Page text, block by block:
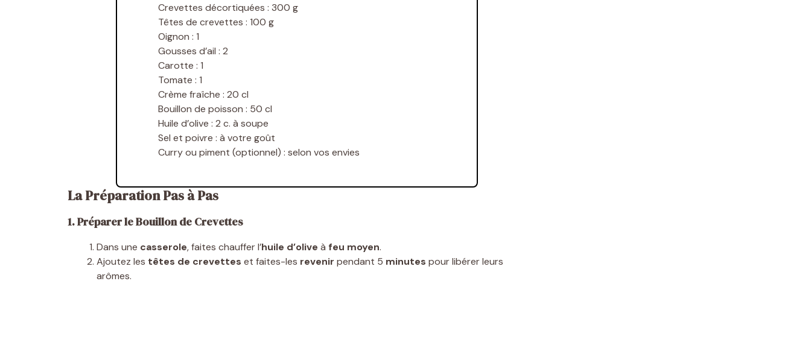
Crevettes décortiquées : 300 g
Têtes de crevettes : 100 g
Oignon : 1
Gousses d’ail : 2
Carotte : 1
Tomate : 1
Crème fraîche : 20 cl
Bouillon de poisson : 50 cl
Huile d’olive : 2 c. à soupe
Sel et poivre : à votre goût
Curry ou piment (optionnel) : selon vos envies
La Préparation Pas à Pas
1. Préparer le Bouillon de Crevettes
Dans une casserole, faites chauffer l’huile d’olive à feu moyen.
Ajoutez les têtes de crevettes et faites-les revenir pendant 5 minutes pour libérer leurs
arômes.